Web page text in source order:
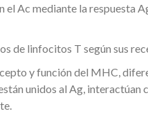
el Ac mediante la respuesta
de linfocitos T según sus
y función del MHC,
unidos al Ag,